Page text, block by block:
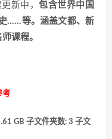
更新中，包含世界中国
……等。涵盖文都、新
课程。
考
GB 子文件夹数: 3 子文